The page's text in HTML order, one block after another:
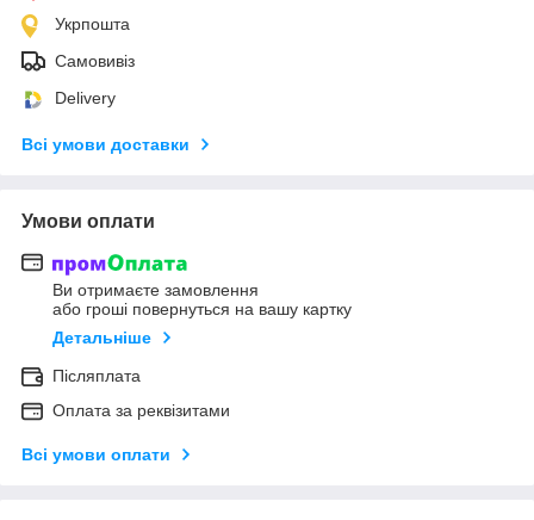
Укрпошта
Самовивіз
Delivery
Всі умови доставки
Умови оплати
Ви отримаєте замовлення
або гроші повернуться на вашу картку
Детальніше
Післяплата
Оплата за реквізитами
Всі умови оплати